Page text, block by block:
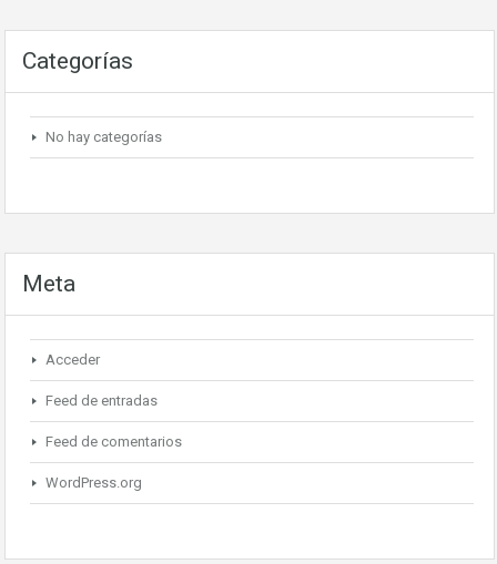
Categorías
No hay categorías
Meta
Acceder
Feed de entradas
Feed de comentarios
WordPress.org